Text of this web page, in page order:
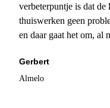
verbeterpuntje is dat
thuiswerken geen
en daar gaat het om, al
Gerbert
Almelo